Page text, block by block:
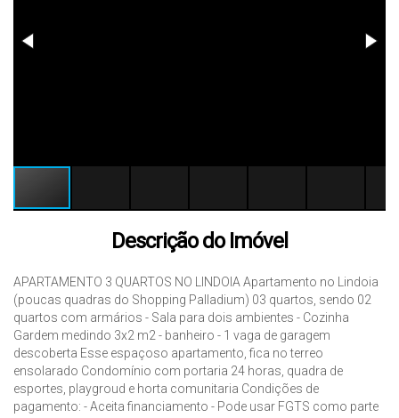
Descrição do Imóvel
APARTAMENTO 3 QUARTOS NO LINDOIA Apartamento no Lindoia
(poucas quadras do Shopping Palladium) 03 quartos, sendo 02
quartos com armários - Sala para dois ambientes - Cozinha
Gardem medindo 3x2 m2 - banheiro - 1 vaga de garagem
descoberta Esse espaçoso apartamento, fica no terreo
ensolarado Condomínio com portaria 24 horas, quadra de
esportes, playgroud e horta comunitaria Condições de
pagamento: - Aceita financiamento - Pode usar FGTS como parte